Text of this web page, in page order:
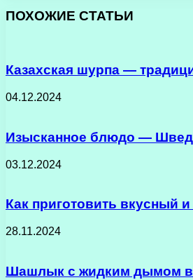
ПОХОЖИЕ СТАТЬИ
Казахская шурпа —
04.12.2024
Изысканное блюдо —
03.12.2024
Как приготовить вкусный
28.11.2024
Шашлык с жидким дымом в